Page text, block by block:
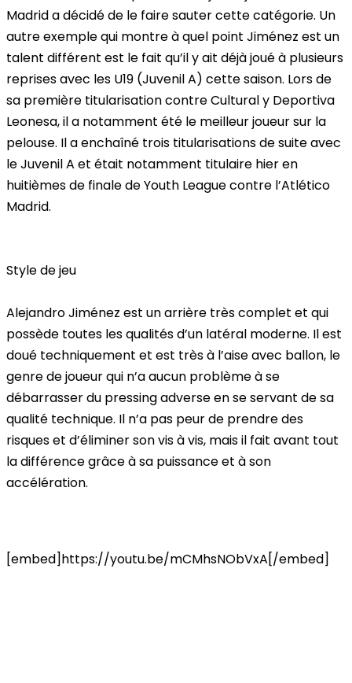
Madrid a décidé de le faire sauter cette catégorie. Un
autre exemple qui montre à quel point Jiménez est un
talent différent est le fait qu’il y ait déjà joué à plusieurs
reprises avec les U19 (Juvenil A) cette saison. Lors de
sa première titularisation contre Cultural y Deportiva
Leonesa, il a notamment été le meilleur joueur sur la
pelouse. Il a enchaîné trois titularisations de suite avec
le Juvenil A et était notamment titulaire hier en
huitièmes de finale de Youth League contre l’Atlético
Madrid.
Style de jeu
Alejandro Jiménez est un arrière trèscomplet et qui
possède toutes les qualités d’un latéral moderne. Il est
doué techniquement et est très à l’aise avec ballon, le
genre de joueur qui n’a aucun problème à se
débarrasser du pressing adverse en se servant de sa
qualité technique. Il n’a pas peur de prendre des
risqueset d’éliminer son vis à vis, mais il fait avant tout
la différence grâce à sa puissanceet à son
accélération.
[embed]https://youtu.be/mCMhsNObVxA[/embed]